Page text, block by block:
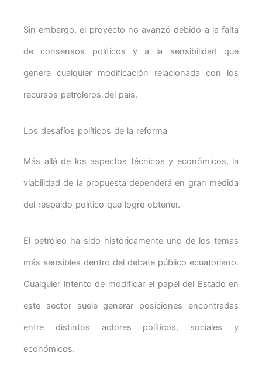
Sin embargo, el proyecto no avanzó debido a la falta
de consensos políticos y a la sensibilidad que
genera cualquier modificación relacionada con los
recursos petroleros del país.
Los desafíos políticos de la reforma
Más allá de los aspectos técnicos y económicos, la
viabilidad de la propuesta dependerá en gran medida
del respaldo político que logre obtener.
El petróleo ha sido históricamente uno de los temas
más sensibles dentro del debate público ecuatoriano.
Cualquier intento de modificar el papel del Estado en
este sector suele generar posiciones encontradas
entre distintos actores políticos, sociales y
económicos.